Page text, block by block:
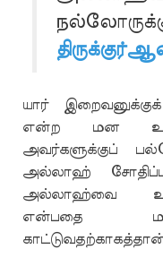
யார்
என்ற மன
அவர்களுக்குப்
அல்லாஹ்
அல்லாஹ்வை
என்பதை